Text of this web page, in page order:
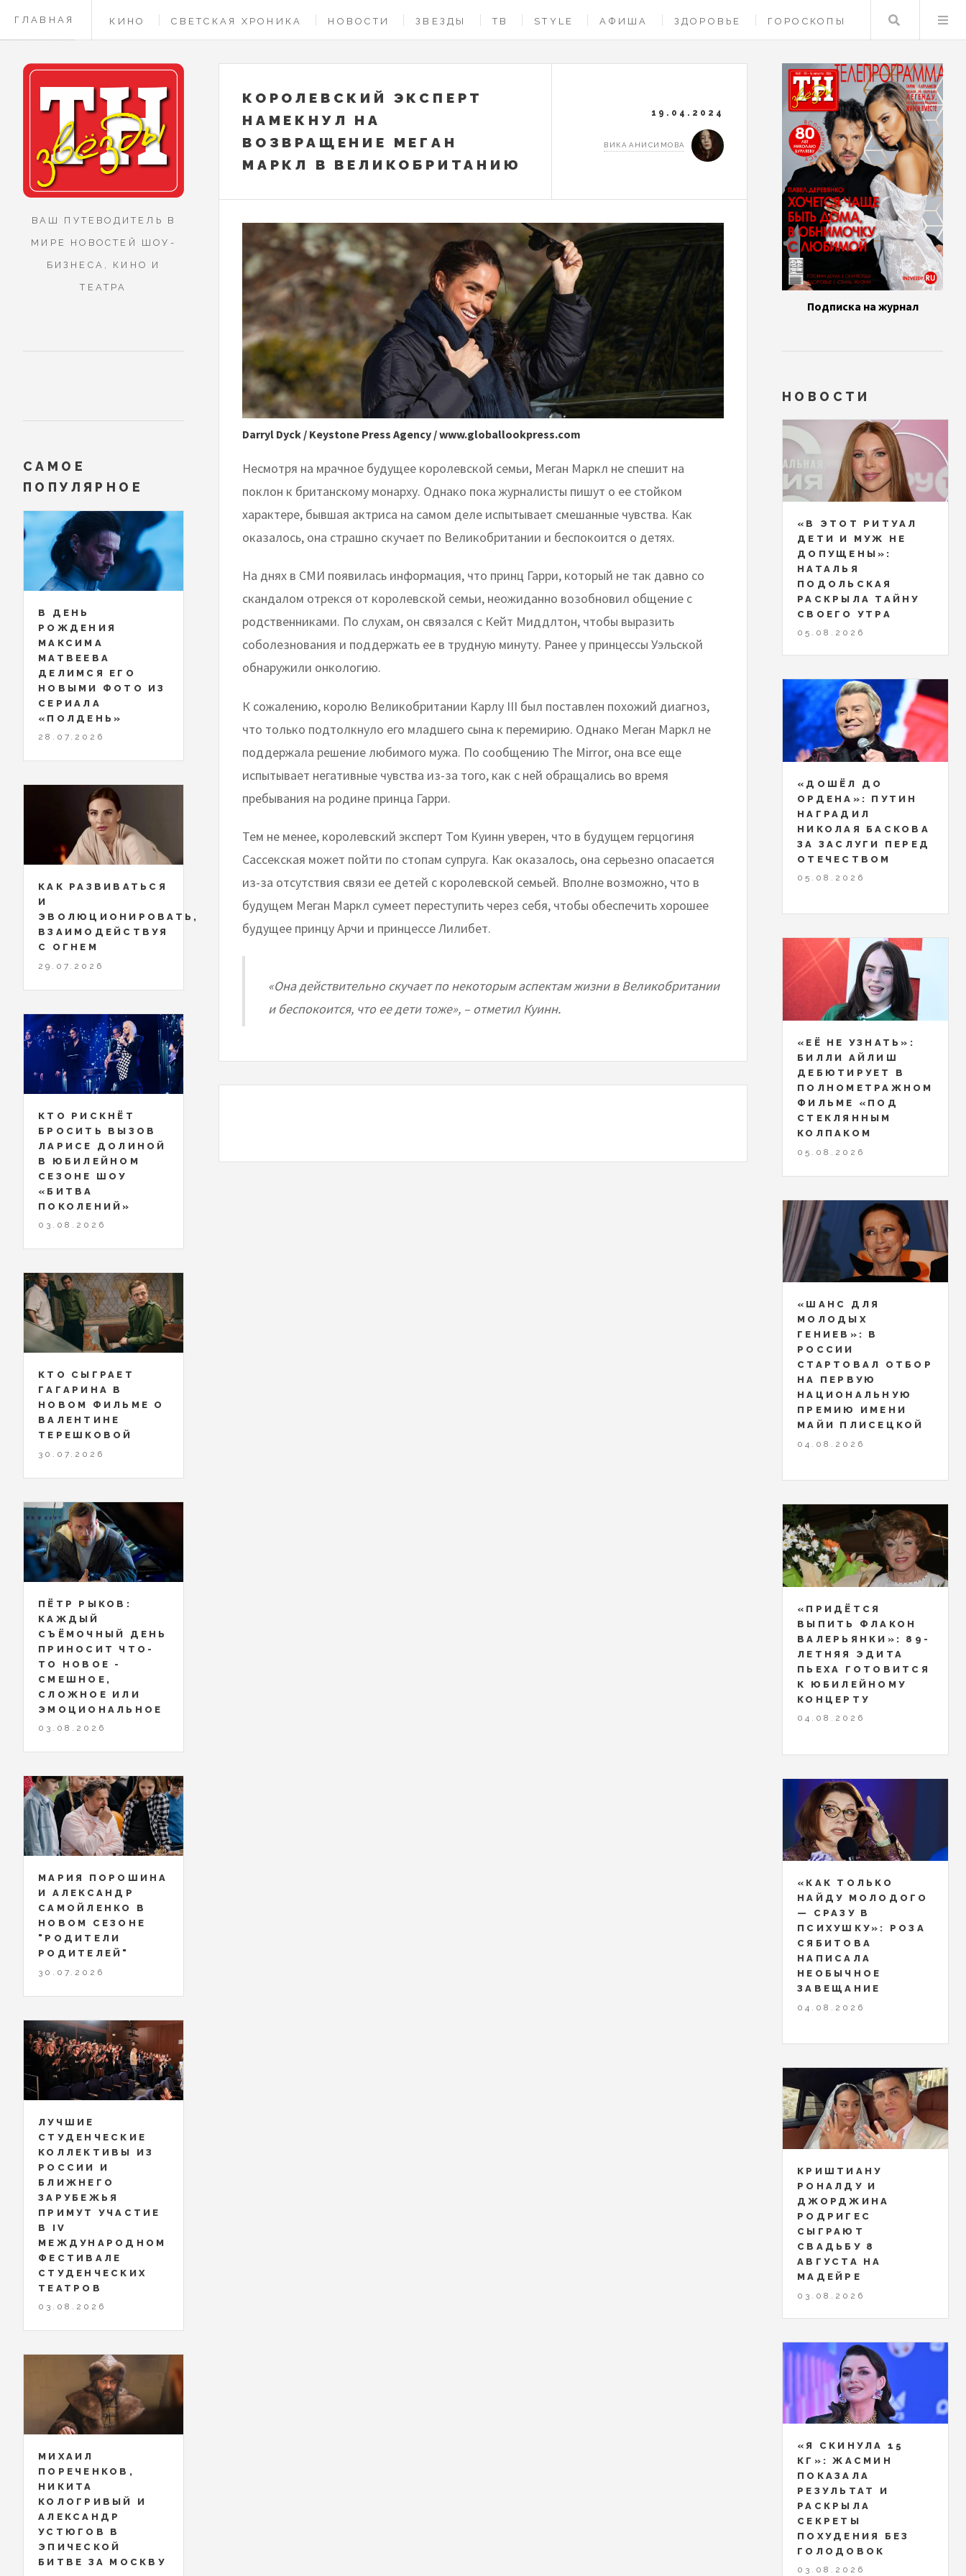
ГЛАВНАЯ КИНО СВЕТСКАЯ ХРОНИКА НОВОСТИ ЗВЕЗДЫ ТВ STYLE АФИША ЗДОРОВЬЕ ГОРОСКОПЫ
КОНТАКТЫ
Поиск
КОРОЛЕВСКИЙ ЭКСПЕРТ
НАМЕКНУЛ НА
ВОЗВРАЩЕНИЕ МЕГАН
МАРКЛ В ВЕЛИКОБРИТАНИЮ
19.04.2024
ВИКА АНИСИМОВА
Darryl Dyck / Keystone Press Agency / www.globallookpress.com
Несмотря на мрачное будущее королевской семьи, Меган Маркл не спешит на
поклон к британскому монарху. Однако пока журналисты пишут о ее стойком
характере, бывшая актриса на самом деле испытывает смешанные чувства. Как
оказалось, она страшно скучает по Великобритании и беспокоится о детях.
На днях в СМИ появилась информация, что принц Гарри, который не так давно со
скандалом отрекся от королевской семьи, неожиданно возобновил общение с
родственниками. По слухам, он связался с Кейт Миддлтон, чтобы выразить
соболезнования и поддержать ее в трудную минуту. Ранее у принцессы Уэльской
обнаружили онкологию.
К сожалению, королю Великобритании Карлу III был поставлен похожий диагноз,
что только подтолкнуло его младшего сына к перемирию. Однако Меган Маркл не
поддержала решение любимого мужа. По сообщению The Mirror, она все еще
испытывает негативные чувства из-за того, как с ней обращались во время
пребывания на родине принца Гарри.
Тем не менее, королевский эксперт Том Куинн уверен, что в будущем герцогиня
Сассекская может пойти по стопам супруга. Как оказалось, она серьезно опасается
из-за отсутствия связи ее детей с королевской семьей. Вполне возможно, что в
будущем Меган Маркл сумеет переступить через себя, чтобы обеспечить хорошее
будущее принцу Арчи и принцессе Лилибет.
«Она действительно скучает по некоторым аспектам жизни в Великобритании
и беспокоится, что ее дети тоже», – отметил Куинн.
ВАШ ПУТЕВОДИТЕЛЬ В
МИРЕ НОВОСТЕЙ ШОУ-
БИЗНЕСА, КИНО И
ТЕАТРА
САМОЕ
ПОПУЛЯРНОЕ
В ДЕНЬ
РОЖДЕНИЯ
МАКСИМА
МАТВЕЕВА
ДЕЛИМСЯ ЕГО
НОВЫМИ ФОТО ИЗ
СЕРИАЛА
«ПОЛДЕНЬ»
28.07.2026
КАК РАЗВИВАТЬСЯ
И
ЭВОЛЮЦИОНИРОВАТЬ,
ВЗАИМОДЕЙСТВУЯ
С ОГНЕМ
29.07.2026
КТО РИСКНЁТ
БРОСИТЬ ВЫЗОВ
ЛАРИСЕ ДОЛИНОЙ
В ЮБИЛЕЙНОМ
СЕЗОНЕ ШОУ
«БИТВА
ПОКОЛЕНИЙ»
03.08.2026
КТО СЫГРАЕТ
ГАГАРИНА В
НОВОМ ФИЛЬМЕ О
ВАЛЕНТИНЕ
ТЕРЕШКОВОЙ
30.07.2026
ПЁТР РЫКОВ:
КАЖДЫЙ
СЪЁМОЧНЫЙ ДЕНЬ
ПРИНОСИТ ЧТО-
ТО НОВОЕ -
СМЕШНОЕ,
СЛОЖНОЕ ИЛИ
ЭМОЦИОНАЛЬНОЕ
03.08.2026
МАРИЯ ПОРОШИНА
И АЛЕКСАНДР
САМОЙЛЕНКО В
НОВОМ СЕЗОНЕ
"РОДИТЕЛИ
РОДИТЕЛЕЙ"
30.07.2026
ЛУЧШИЕ
СТУДЕНЧЕСКИЕ
КОЛЛЕКТИВЫ ИЗ
РОССИИ И
БЛИЖНЕГО
ЗАРУБЕЖЬЯ
ПРИМУТ УЧАСТИЕ
В IV
МЕЖДУНАРОДНОМ
ФЕСТИВАЛЕ
СТУДЕНЧЕСКИХ
ТЕАТРОВ
03.08.2026
МИХАИЛ
ПОРЕЧЕНКОВ,
НИКИТА
КОЛОГРИВЫЙ И
АЛЕКСАНДР
УСТЮГОВ В
ЭПИЧЕСКОЙ
БИТВЕ ЗА МОСКВУ
Подписка на журнал
НОВОСТИ
«В ЭТОТ РИТУАЛ
ДЕТИ И МУЖ НЕ
ДОПУЩЕНЫ»:
НАТАЛЬЯ
ПОДОЛЬСКАЯ
РАСКРЫЛА ТАЙНУ
СВОЕГО УТРА
05.08.2026
«ДОШЁЛ ДО
ОРДЕНА»: ПУТИН
НАГРАДИЛ
НИКОЛАЯ БАСКОВА
ЗА ЗАСЛУГИ ПЕРЕД
ОТЕЧЕСТВОМ
05.08.2026
«ЕЁ НЕ УЗНАТЬ»:
БИЛЛИ АЙЛИШ
ДЕБЮТИРУЕТ В
ПОЛНОМЕТРАЖНОМ
ФИЛЬМЕ «ПОД
СТЕКЛЯННЫМ
КОЛПАКОМ
05.08.2026
«ШАНС ДЛЯ
МОЛОДЫХ
ГЕНИЕВ»: В
РОССИИ
СТАРТОВАЛ ОТБОР
НА ПЕРВУЮ
НАЦИОНАЛЬНУЮ
ПРЕМИЮ ИМЕНИ
МАЙИ ПЛИСЕЦКОЙ
04.08.2026
«ПРИДЁТСЯ
ВЫПИТЬ ФЛАКОН
ВАЛЕРЬЯНКИ»: 89-
ЛЕТНЯЯ ЭДИТА
ПЬЕХА ГОТОВИТСЯ
К ЮБИЛЕЙНОМУ
КОНЦЕРТУ
04.08.2026
«КАК ТОЛЬКО
НАЙДУ МОЛОДОГО
— СРАЗУ В
ПСИХУШКУ»: РОЗА
СЯБИТОВА
НАПИСАЛА
НЕОБЫЧНОЕ
ЗАВЕЩАНИЕ
04.08.2026
КРИШТИАНУ
РОНАЛДУ И
ДЖОРДЖИНА
РОДРИГЕС
СЫГРАЮТ
СВАДЬБУ 8
АВГУСТА НА
МАДЕЙРЕ
03.08.2026
«Я СКИНУЛА 15
КГ»: ЖАСМИН
ПОКАЗАЛА
РЕЗУЛЬТАТ И
РАСКРЫЛА
СЕКРЕТЫ
ПОХУДЕНИЯ БЕЗ
ГОЛОДОВОК
03.08.2026